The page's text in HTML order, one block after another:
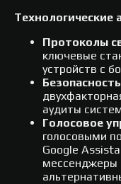
Технологические
Протоколы
ключевые
устройств с
аудиты
Голосовое
голосовыми
Google
мессенджеры